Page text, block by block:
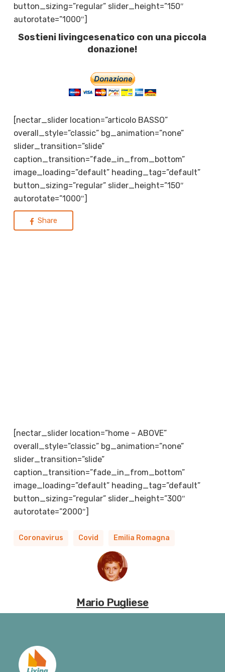
button_sizing=”regular” slider_height=”150″
autorotate=”1000″]
Sostieni livingcesenatico con una piccola
donazione!
[nectar_slider location=”articolo BASSO”
overall_style=”classic” bg_animation=”none”
slider_transition=”slide”
caption_transition=”fade_in_from_bottom”
image_loading=”default” heading_tag=”default”
button_sizing=”regular” slider_height=”150″
autorotate=”1000″]
Share
[nectar_slider location=”home – ABOVE”
overall_style=”classic” bg_animation=”none”
slider_transition=”slide”
caption_transition=”fade_in_from_bottom”
image_loading=”default” heading_tag=”default”
button_sizing=”regular” slider_height=”300″
autorotate=”2000″]
Coronavirus Covid Emilia Romagna
Mario Pugliese